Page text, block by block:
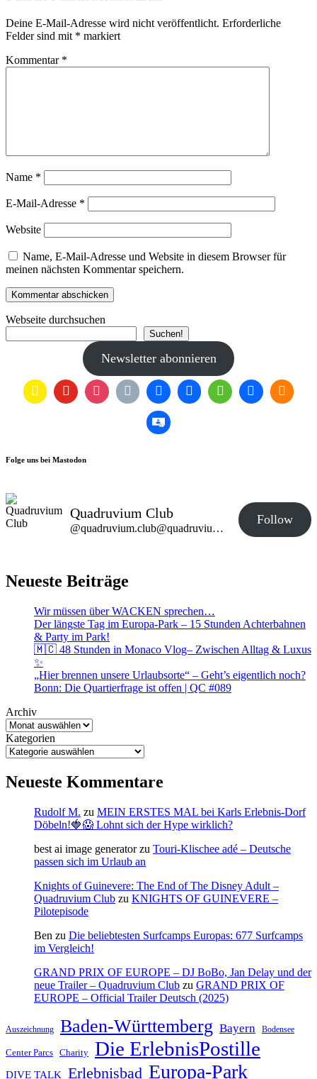
Deine E-Mail-Adresse wird nicht veröffentlicht. Erforderliche
Felder sind mit * markiert
Kommentar *
Name *
E-Mail-Adresse *
Website
Name, E-Mail-Adresse und Website in diesem Browser für
meinen nächsten Kommentar speichern.
Webseite durchsuchen
Suchen!
Newsletter abonnieren
Folge uns bei Mastodon
Quadruvium Club
@quadruvium.club@quadruvium.club
Follow
Neueste Beiträge
Wir müssen über WACKEN sprechen…
Der längste Tag im Europa-Park – 15 Stunden Achterbahnen
& Party im Park!
🇲🇨 48 Stunden in Monaco Vlog– Zwischen Alltag & Luxus
✨
„Hier brennen unsere Urlaubsorte“ – Geht’s eigentlich noch?
Bonn: Die Quartierfrage ist offen | QC #089
Archiv
Kategorien
Neueste Kommentare
Rudolf M. zu MEIN ERSTES MAL bei Karls Erlebnis-Dorf
Döbeln!🍓😱 Lohnt sich der Hype wirklich?
best ai image generatorzu Touri-Klischee adé – Deutsche
passen sich im Urlaub an
Knights of Guinevere: The End of The Disney Adult –
Quadruvium Club zu KNIGHTS OF GUINEVERE –
Pilotepisode
Ben zu Die beliebtesten Surfcamps Europas: 677 Surfcamps
im Vergleich!
GRAND PRIX OF EUROPE – DJ BoBo, Jan Delay und der
neue Trailer – Quadruvium Club zu GRAND PRIX OF
EUROPE – Official Trailer Deutsch (2025)
Auszeichnung Baden-Württemberg Bayern Bodensee
Center Parcs Charity Die ErlebnisPostille
DIVE TALK Erlebnisbad Europa-Park